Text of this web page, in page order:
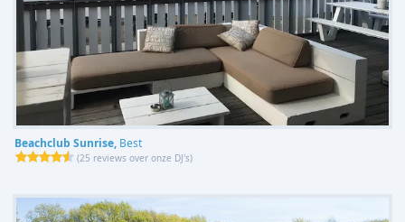
Beachclub Sunrise, Best
(25 reviews over onze DJ's)